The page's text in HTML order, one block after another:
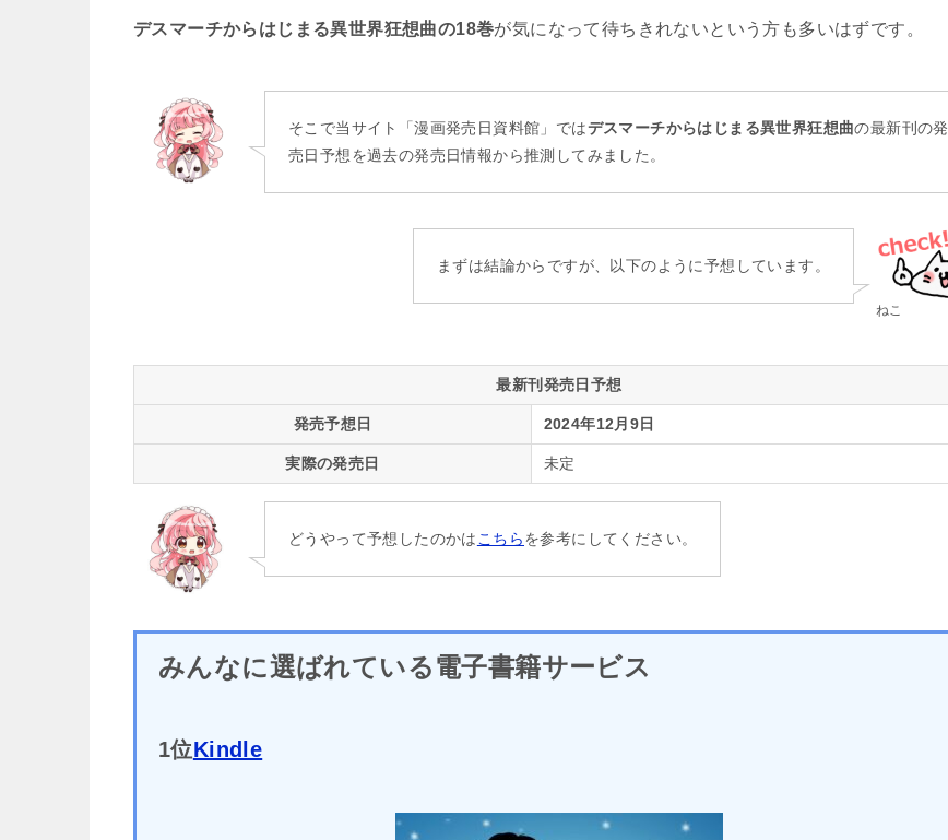
デスマーチからはじまる異世界狂想曲の18巻が気になって待ちきれないという方も多いはずです。
そこで当サイト「漫画発売日資料館」ではデスマーチからはじまる異世界狂想曲の最新刊の発
売日予想を過去の発売日情報から推測してみました。
ねこ
まずは結論からですが、以下のように予想しています。
最新刊発売日予想
発売予想日 2024年12月9日
実際の発売日 未定
どうやって予想したのかは こちらを参考にしてください。
みんなに選ばれている電子書籍サービス
1位Kindle